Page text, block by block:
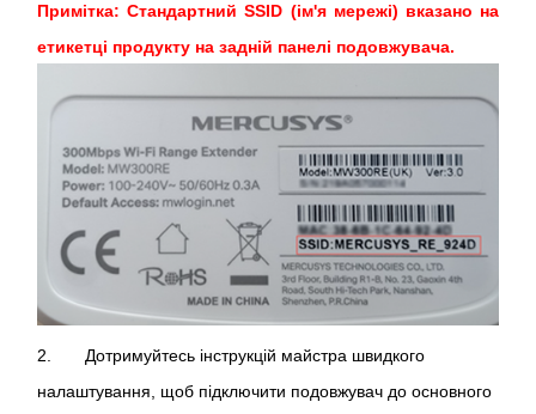
Примітка: Стандартний SSID (ім'я мережі) вказано на
етикетці продукту на задній панелі подовжувача.
2. Дотримуйтесь інструкцій майстра швидкого
налаштування, щоб підключити подовжувач до основного